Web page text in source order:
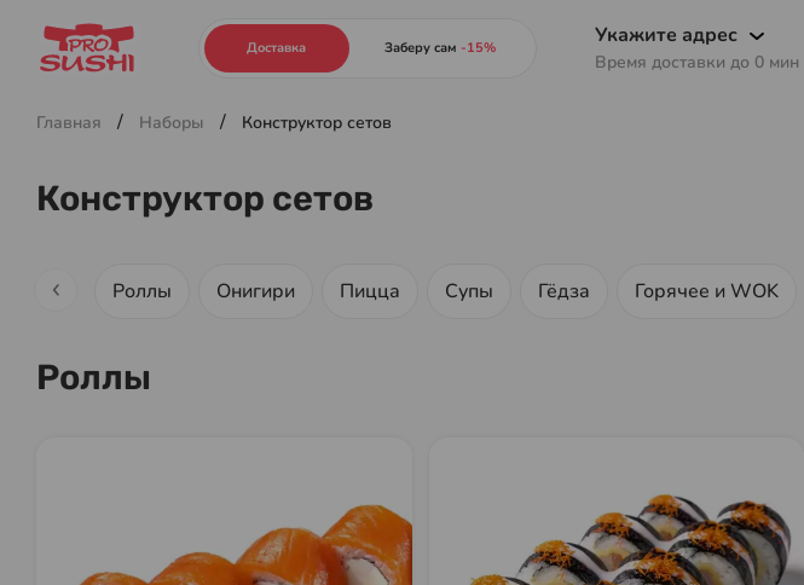
Доставка Заберу сам -15% Укажите адрес
Время доставки до 0 мин
Главная / Наборы / Конструктор сетов
Конструктор сетов
Роллы Онигири Пицца Супы Гёдза Горячее и WOK
Роллы